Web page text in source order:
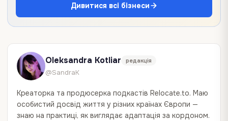
Дивитися всі бізнеси
Oleksandra Kotliar редакція
@SandraK
Креаторка та продюсерка подкастів Relocate.to. Маю
особистий досвід життя у різних країнах Європи —
знаю на практиці, як виглядає адаптація за кордоном.